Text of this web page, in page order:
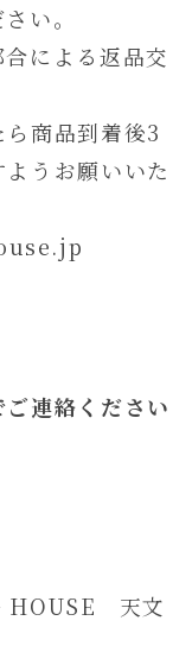
い。
による返品交
商品到着後3
うお願いいた
連絡ください
HOUSE 天文